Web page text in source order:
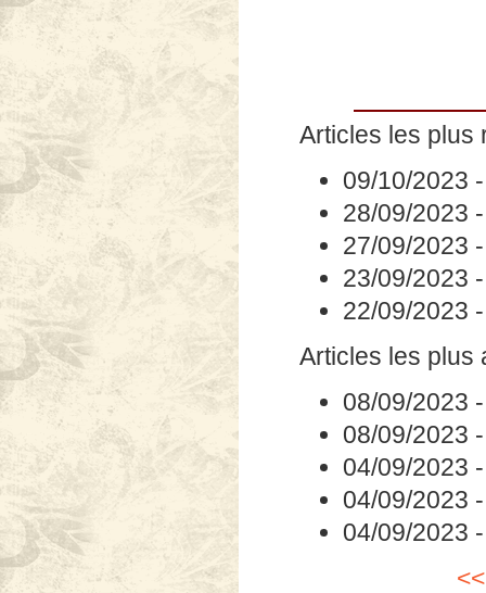
Articles les plus
09/10/2023
28/09/2023
27/09/2023
23/09/2023
22/09/2023
Articles les plus
08/09/2023
08/09/2023
04/09/2023
04/09/2023
04/09/2023